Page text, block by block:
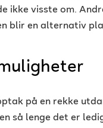
ikke visste om.
blir en alternativ
på en rekke
så lenge det er